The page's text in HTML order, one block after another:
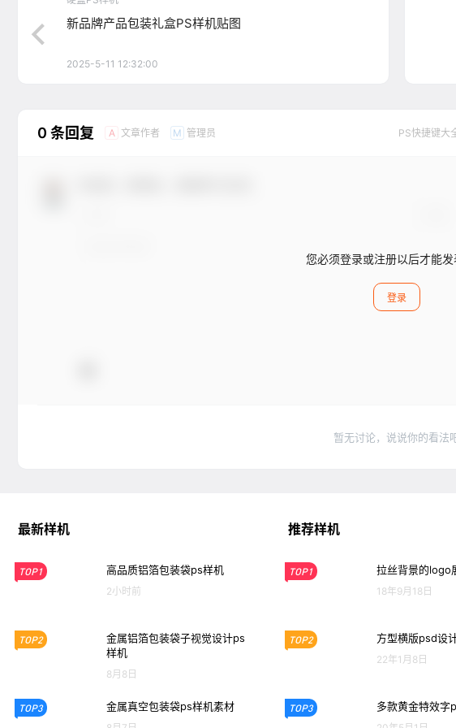
新品牌产品包装礼盒PS样机贴图
2025-5-11 12:32:00
0 条回复 A 文章作者 M 管理员 PS快捷键大
您必须登录或注册以后才能
登录
暂无讨论，说说你的看法
最新样机
TOP1 高品质铝箔包装袋ps样机
2小时前
TOP2
金属铝箔包装袋子视觉设计ps
样机
8月8日
TOP3 金属真空包装袋ps样机素材
推荐样机
TOP1 拉丝背景的logo
18年9月18日
TOP2 方型横版psd设
22年1月8日
TOP3 多款黄金特效字